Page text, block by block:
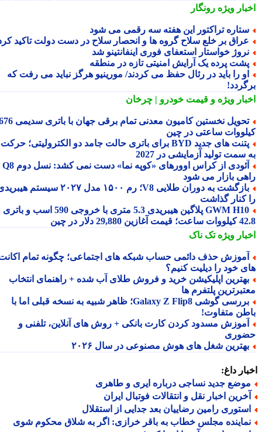
ویژهرونگار
تراکتور این هفته سه رقمی می شود
بر خلع سلاح گروه ها و انحصار سلاح در دست دولت تاکید کرد
خواستار استعفای فوری اینفانتینو شد
پرده یک آرایش امنیتی تازه در منطقه
را باید در رئال حفظ می کردند/ مورینیو هرگز نباید می رفت که
ویژهو قیمت خودرو | چرخان
تحویل نخستین کامیون معدنی تمام برقی جهان با باتری سدیمی 676
ساعتی در چین
پتنت های جدید BYD برای باتری حالت جامد دو الکترولیتی؛ حرکت
سمت تولید آزمایشی در 2027
آئودی از کراس اوورهای «کوپه نما» دست نمی کشد: نسل دوم Q8
بازار می شود
بازگشت به دوران طلایی V8؛ رم ۱۵۰۰ مدل ۲۰۲۷ سیستم هیبریدی
کنار گذاشت
GWM H10 پلاگین هیبریدی 5.3 متری با خروجی 590 اسب و باتری
29,880 دلار در چین
ویژهتک ناک
حذف دائمی حساب شبکه های اجتماعی؛ چگونه تمام اکانت
خود را دیلیت کنیم؟
اپلیکیشن خرید و فروش طلای آب شده + راهنمای انتخاب
پلتفرم ها
بررسی گوشی Galaxy Z Flip8؛ ظاهر شبیه به نسخه قبلی اما با
متفاوت!
مسدود کردن کارت بانکی + روش های آنلاین، تلفنی و
شغل های هوش مصنوعی در سال ۲۰۲۶
داغ:
جدید نساجی درباره ایری و طاهری
اخبار نقل و انتقالات فوتبال ایران
رامین رضاییان بعد جدایی از استقلال
مجلس خطاب به باقر خرازی: اگر به شلاق محکوم شوی